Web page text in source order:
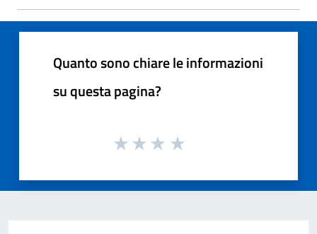
Quanto sono chiare le informazioni
su questa pagina?